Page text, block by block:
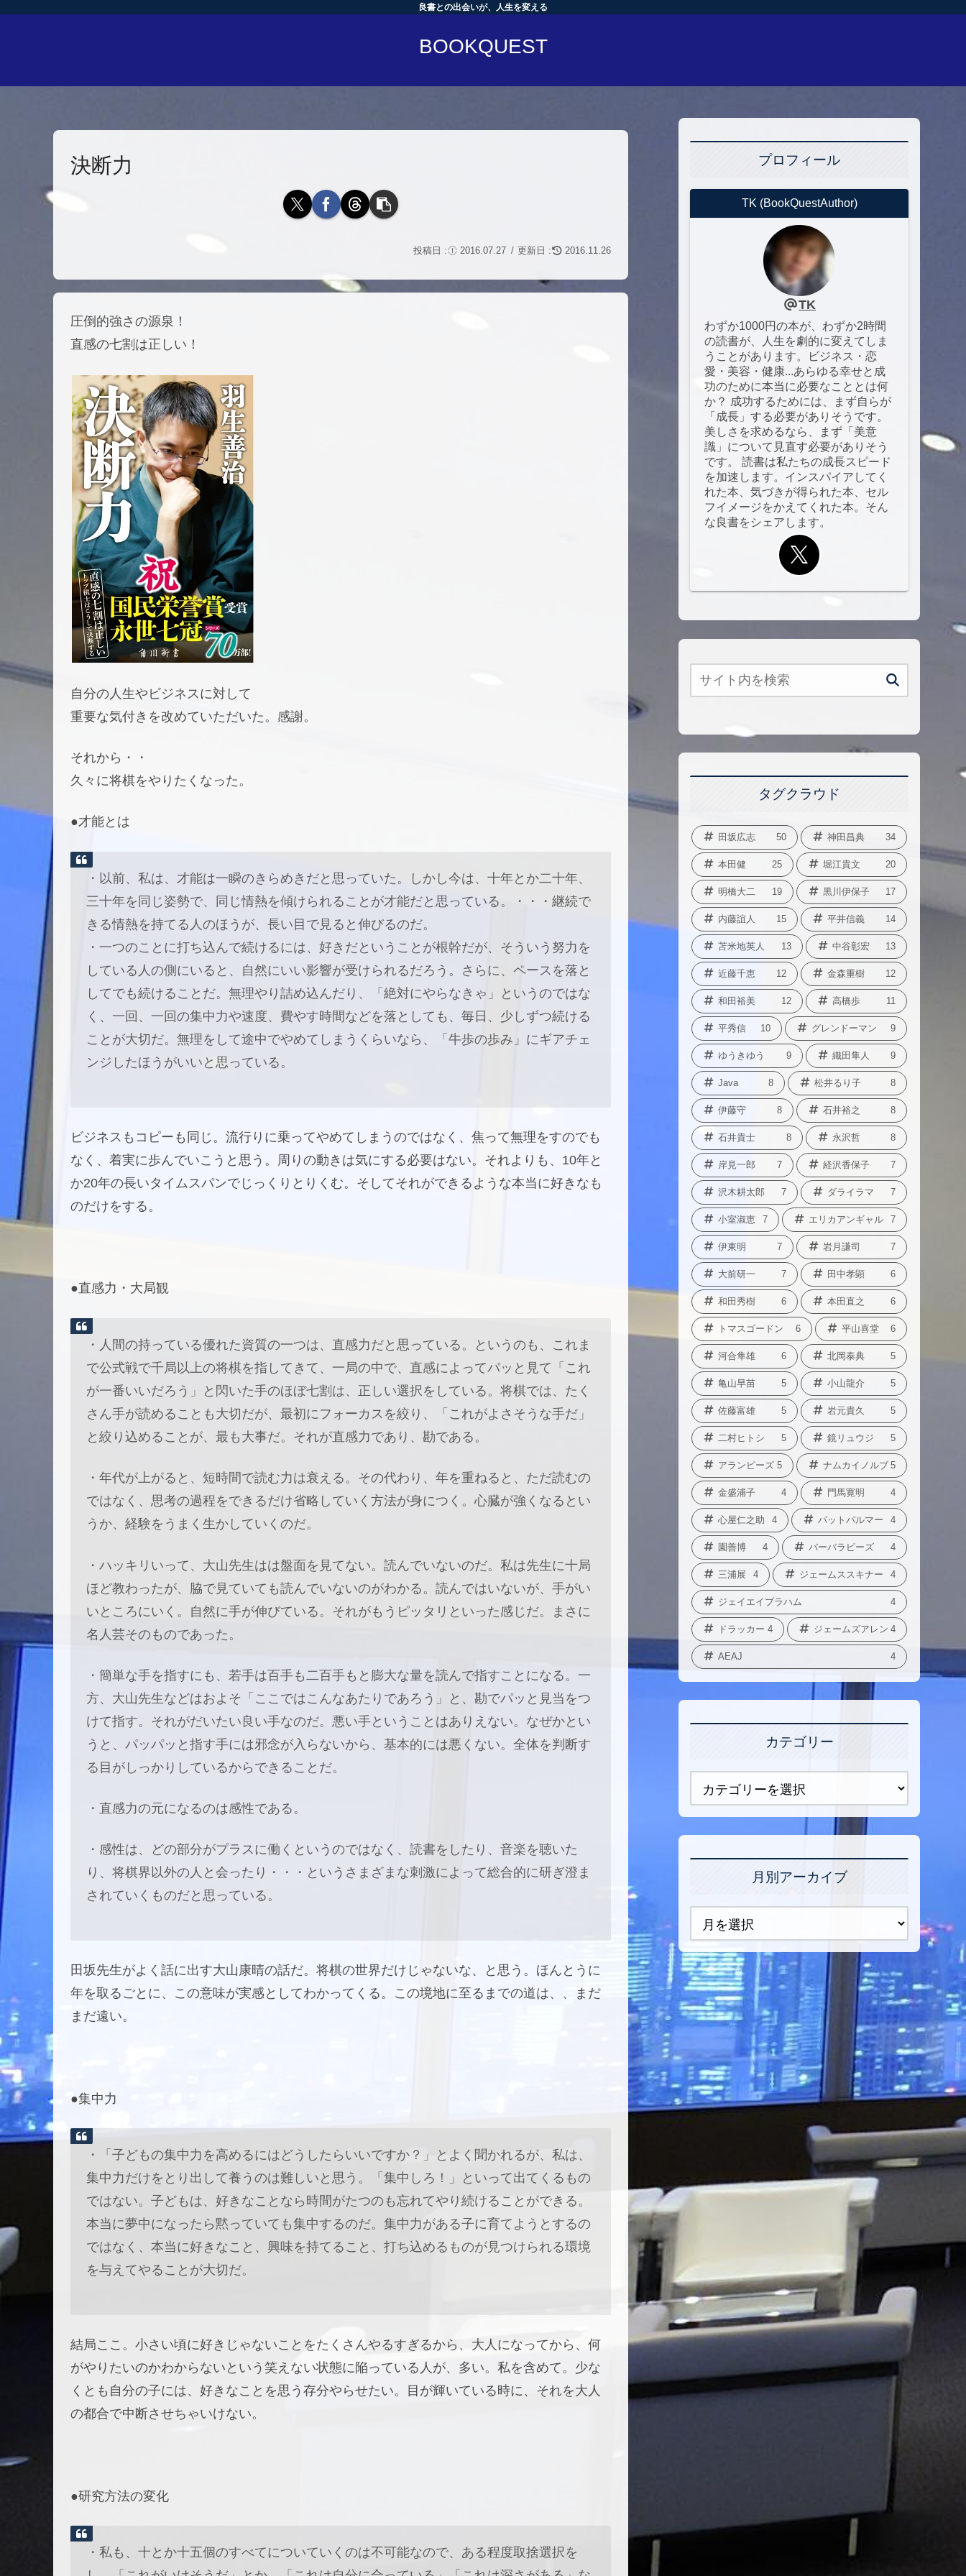
良書との出会いが、人生を変える
BOOKQUEST
決断力
2016.07.27 2016.11.26
圧倒的強さの源泉！
直感の七割は正しい！
自分の人生やビジネスに対して
重要な気付きを改めていただいた。感謝。
それから・・
久々に将棋をやりたくなった。
●才能とは
・以前、私は、才能は一瞬のきらめきだと思っていた。しかし今は、十年とか二十年、
三十年を同じ姿勢で、同じ情熱を傾けられることが才能だと思っている。・・・継続で
きる情熱を持てる人のほうが、長い目で見ると伸びるのだ。
・一つのことに打ち込んで続けるには、好きだということが根幹だが、そういう努力を
している人の側にいると、自然にいい影響が受けられるだろう。さらに、ペースを落と
してでも続けることだ。無理やり詰め込んだり、「絶対にやらなきゃ」というのではな
く、一回、一回の集中力や速度、費やす時間などを落としても、毎日、少しずつ続ける
ことが大切だ。無理をして途中でやめてしまうくらいなら、「牛歩の歩み」にギアチェ
ンジしたほうがいいと思っている。
ビジネスもコピーも同じ。流行りに乗ってやめてしまうのではなく、焦って無理をすのでも
なく、着実に歩んでいこうと思う。周りの動きは気にする必要はない。それよりも、10年と
か20年の長いタイムスパンでじっくりとりくむ。そしてそれができるような本当に好きなも
のだけをする。
●直感力・大局観
・人間の持っている優れた資質の一つは、直感力だと思っている。というのも、これま
で公式戦で千局以上の将棋を指してきて、一局の中で、直感によってパッと見て「これ
が一番いいだろう」と閃いた手のほぼ七割は、正しい選択をしている。将棋では、たく
さん手が読めることも大切だが、最初にフォーカスを絞り、「これがよさそうな手だ」
と絞り込めることが、最も大事だ。それが直感力であり、勘である。
・年代が上がると、短時間で読む力は衰える。その代わり、年を重ねると、ただ読むの
ではなく、思考の過程をできるだけ省略していく方法が身につく。心臓が強くなるとい
うか、経験をうまく生かしていくのだ。
・ハッキリいって、大山先生はは盤面を見てない。読んでいないのだ。私は先生に十局
ほど教わったが、脇で見ていても読んでいないのがわかる。読んではいないが、手がい
いところにいく。自然に手が伸びている。それがもうピッタリといった感じだ。まさに
名人芸そのものであった。
・簡単な手を指すにも、若手は百手も二百手もと膨大な量を読んで指すことになる。一
方、大山先生などはおよそ「ここではこんなあたりであろう」と、勘でパッと見当をつ
けて指す。それがだいたい良い手なのだ。悪い手ということはありえない。なぜかとい
うと、パッパッと指す手には邪念が入らないから、基本的には悪くない。全体を判断す
る目がしっかりしているからできることだ。
・直感力の元になるのは感性である。
・感性は、どの部分がプラスに働くというのではなく、読書をしたり、音楽を聴いた
り、将棋界以外の人と会ったり・・・というさまざまな刺激によって総合的に研ぎ澄ま
されていくものだと思っている。
田坂先生がよく話に出す大山康晴の話だ。将棋の世界だけじゃないな、と思う。ほんとうに
年を取るごとに、この意味が実感としてわかってくる。この境地に至るまでの道は、、まだ
まだ遠い。
●集中力
・「子どもの集中力を高めるにはどうしたらいいですか？」とよく聞かれるが、私は、
集中力だけをとり出して養うのは難しいと思う。「集中しろ！」といって出てくるもの
ではない。子どもは、好きなことなら時間がたつのも忘れてやり続けることができる。
本当に夢中になったら黙っていても集中するのだ。集中力がある子に育てようとするの
ではなく、本当に好きなこと、興味を持てること、打ち込めるものが見つけられる環境
を与えてやることが大切だ。
結局ここ。小さい頃に好きじゃないことをたくさんやるすぎるから、大人になってから、何
がやりたいのかわからないという笑えない状態に陥っている人が、多い。私を含めて。少な
くとも自分の子には、好きなことを思う存分やらせたい。目が輝いている時に、それを大人
の都合で中断させちゃいけない。
●研究方法の変化
・私も、十とか十五個のすべてについていくのは不可能なので、ある程度取捨選択を
プロフィール
TK (BookQuestAuthor)
TK
わずか1000円の本が、わずか2時間
の読書が、人生を劇的に変えてしま
うことがあります。ビジネス・恋
愛・美容・健康...あらゆる幸せと成
功のために本当に必要なこととは何
か？ 成功するためには、まず自らが
「成長」する必要がありそうです。
美しさを求めるなら、まず「美意
識」について見直す必要がありそう
です。 読書は私たちの成長スピード
を加速します。インスパイアしてく
れた本、気づきが得られた本、セル
フイメージをかえてくれた本。そん
な良書をシェアします。
タグクラウド
田坂広志 50 神田昌典 34
本田健 25 堀江貴文 20
明橋大二 19 黒川伊保子 17
内藤誼人 15 平井信義 14
苫米地英人 13 中谷彰宏 13
近藤千恵 12 金森重樹 12
和田裕美 12 高橋歩 11
平秀信 10 グレンドーマン 9
ゆうきゆう 9 織田隼人 9
Java 8 松井るり子 8
伊藤守 8 石井裕之 8
石井貴士 8 永沢哲 8
岸見一郎 7 経沢香保子 7
沢木耕太郎 7 ダライラマ 7
小室淑恵 7 エリカアンギャル 7
伊東明 7 岩月謙司 7
大前研一 7 田中孝顕 6
和田秀樹 6 本田直之 6
トマスゴードン 6 平山喜堂 6
河合隼雄 6 北岡泰典 5
亀山早苗 5 小山龍介 5
佐藤富雄 5 岩元貴久 5
二村ヒトシ 5 鏡リュウジ 5
アランピーズ 5 ナムカイノルブ 5
金盛浦子 4 門馬寛明 4
心屋仁之助 4 パットパルマー 4
園善博 4 バーバラピーズ 4
三浦展 4 ジェームススキナー 4
ジェイエイブラハム 4
ドラッカー 4 ジェームズアレン 4
AEAJ 4
カテゴリー
月別アーカイブ